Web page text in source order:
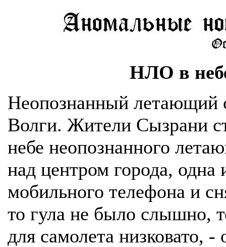
НЛО в
Неопознанный летающий
Волги. Жители Сызрани
небе неопознанного
над центром города,
мобильного телефона и
то гула не было слышно,
для самолета низковато,